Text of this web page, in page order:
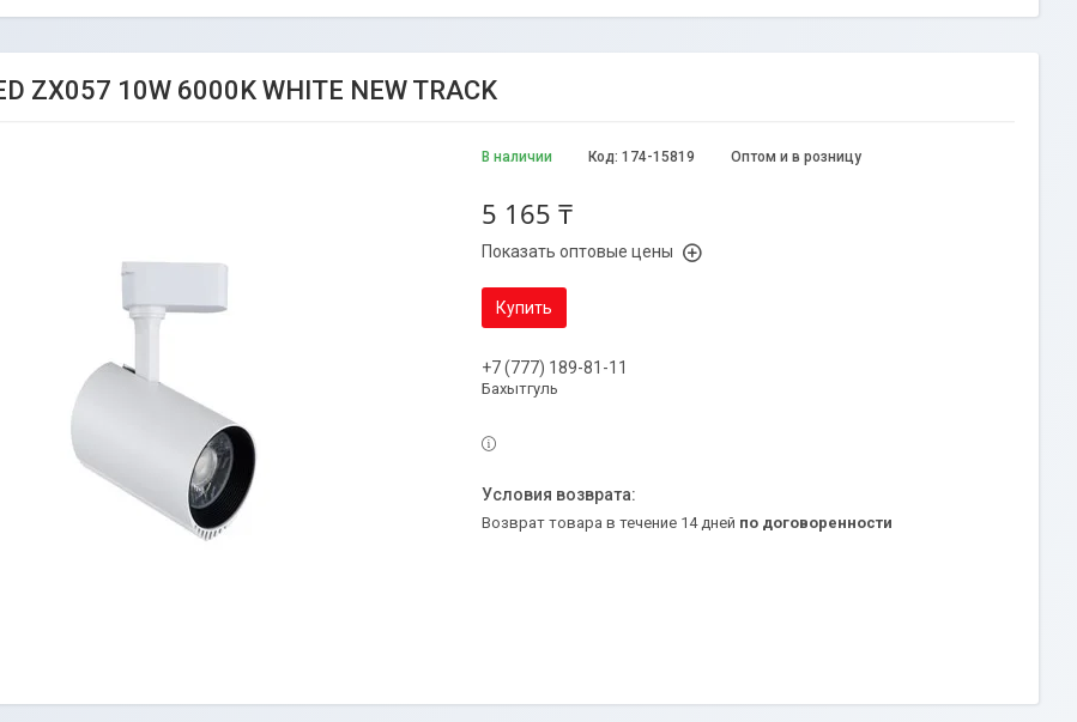
ZX057 10W 6000K WHITE NEW TRACK
В наличии Оптом и в розницу
Код: 174-15819
5 165 ₸
Показать оптовые цены
Купить
+7 (777) 189-81-11
Бахытгуль
возврат товара в течение 14 дней по договоренности